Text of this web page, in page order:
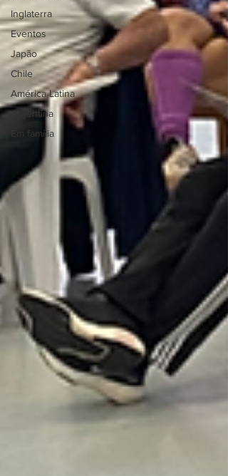
Inglaterra
Eventos
Japão
Chile
América Latina
Argentina
Em família